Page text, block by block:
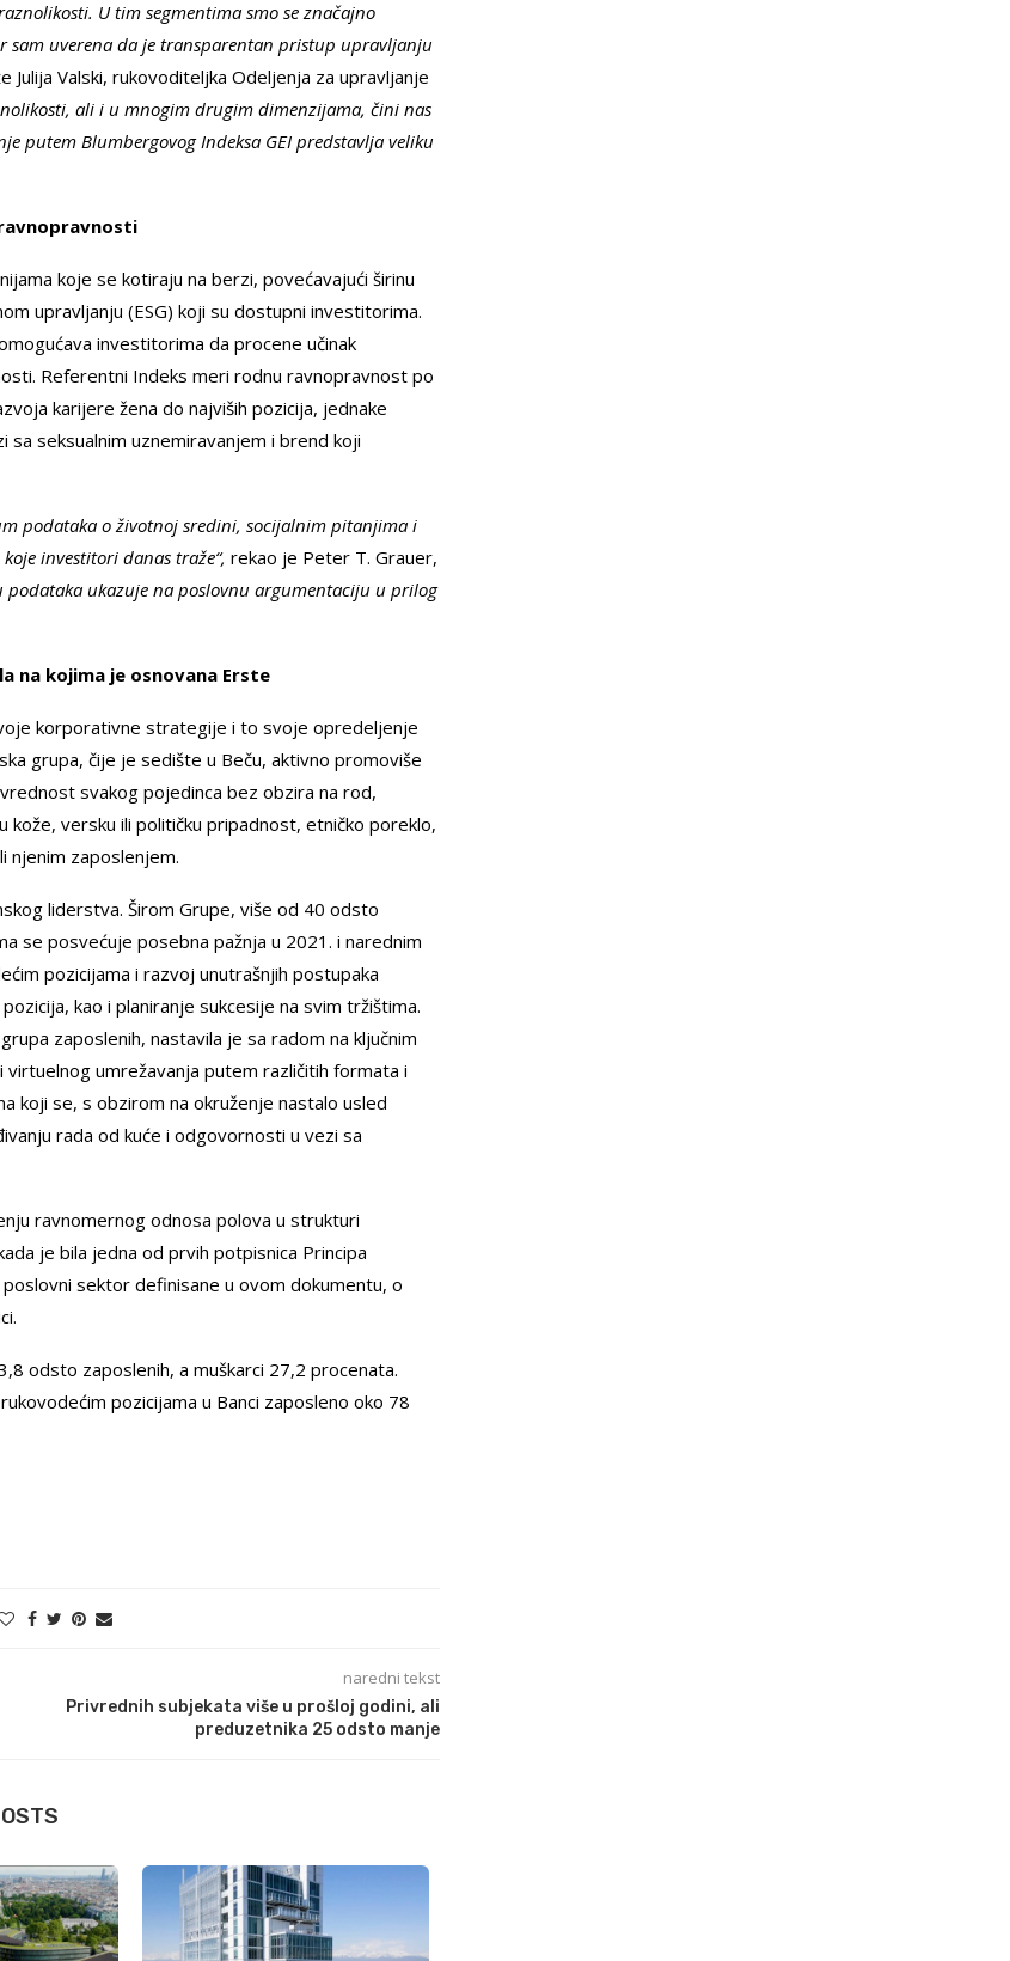
U tim segmentima smo se značajno
sam uverena da je transparentan pristup upravljanju
Julija Valski, rukovoditeljka Odeljenja za upravljanje
ali i u mnogim drugim dimenzijama, čini nas
putem Blumbergovog Indeksa GEI predstavlja veliku
koje se kotiraju na berzi, povećavajući širinu
upravljanju (ESG) koji su dostupni investitorima.
investitorima da procene učinak
Referentni Indeks meri rodnu ravnopravnost po
karijere žena do najviših pozicija, jednake
seksualnim uznemiravanjem i brend koji
podataka o životnoj sredini, socijalnim pitanjima i
investitori danas traže“, rekao je Peter T. Grauer,
podataka ukazuje na poslovnu argumentaciju u prilog
na kojima je osnovana Erste
korporativne strategije i to svoje opredeljenje
grupa, čije je sedište u Beču, aktivno promoviše
svakog pojedinca bez obzira na rod,
versku ili političku pripadnost, etničko poreklo,
njenim zaposlenjem.
liderstva. Širom Grupe, više od 40 odsto
se posvećuje posebna pažnja u 2021. i narednim
pozicijama i razvoj unutrašnjih postupaka
kao i planiranje sukcesije na svim tržištima.
zaposlenih, nastavila je sa radom na ključnim
umrežavanja putem različitih formata i
koji se, s obzirom na okruženje nastalo usled
rada od kuće i odgovornosti u vezi sa
ravnomernog odnosa polova u strukturi
je bila jedna od prvih potpisnica Principa
sektor definisane u ovom dokumentu, o
odsto zaposlenih, a muškarci 27,2 procenata.
pozicijama u Banci zaposleno oko 78
naredni tekst
Privrednih subjekata više u prošloj godini, ali
preduzetnika 25 odsto manje